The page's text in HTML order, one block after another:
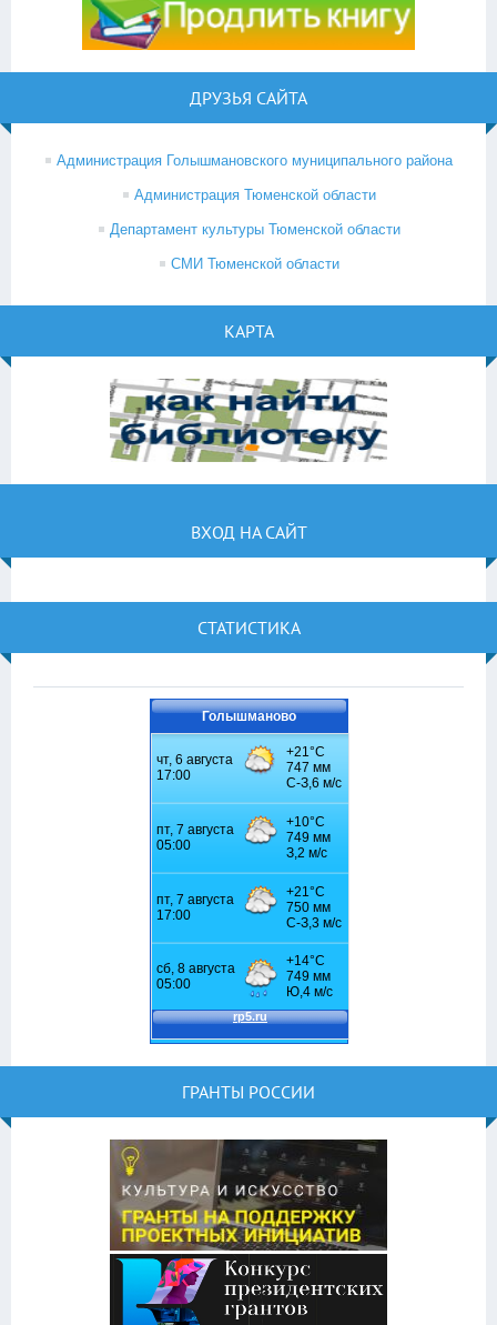
ДРУЗЬЯ САЙТА
Администрация Голышмановского муниципального района
Администрация Тюменской области
Департамент культуры Тюменской области
СМИ Тюменской области
КАРТА
ВХОД НА САЙТ
СТАТИСТИКА
Голышманово
ГРАНТЫ РОССИИ